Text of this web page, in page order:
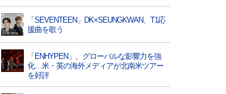
「SEVENTEEN」DK×SEUNGKWAN、T1応
援曲を歌う
「ENHYPEN」、グローバルな影響力を強
化…米・英の海外メディアが北南米ツアー
を好評